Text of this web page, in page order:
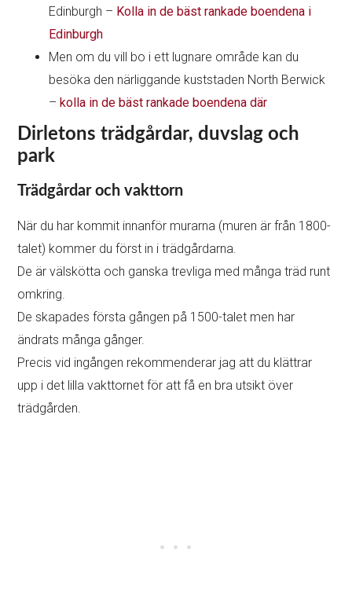
Edinburgh – Kolla in de bäst rankade boendena i
Edinburgh
Men om du vill bo i ett lugnare område kan du
besöka den närliggande kuststaden North Berwick
– kolla in de bäst rankade boendena där
Dirletons trädgårdar, duvslag och
park
Trädgårdar och vakttorn
När du har kommit innanför murarna (muren är från 1800-
talet) kommer du först in i trädgårdarna.
De är välskötta och ganska trevliga med många träd runt
omkring.
De skapades första gången på 1500-talet men har
ändrats många gånger.
Precis vid ingången rekommenderar jag att du klättrar
upp i det lilla vakttornet för att få en bra utsikt över
trädgården.